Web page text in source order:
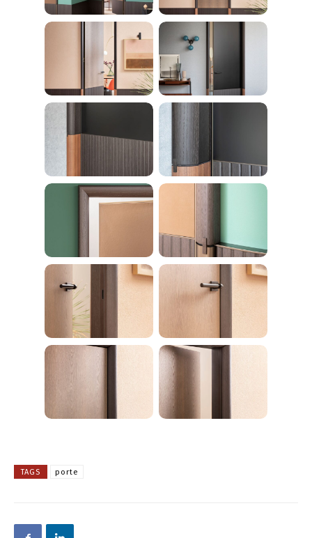
TAGS porte